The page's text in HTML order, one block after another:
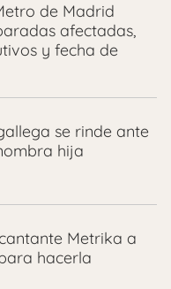
de Madrid
afectadas,
y fecha de
se rinde ante
hija
Metrika a
hacerla